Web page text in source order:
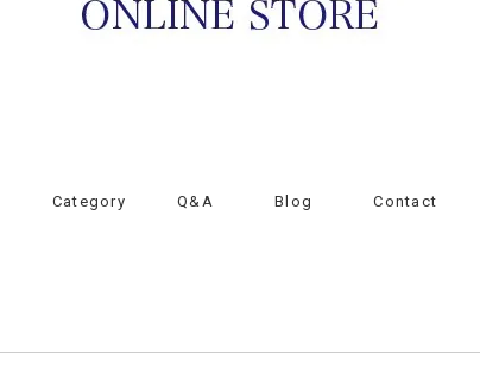
Category Q&A Blog Contact